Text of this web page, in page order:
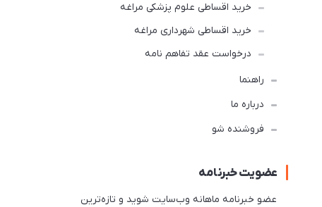
خرید اقساطی علوم پزشکی مراغه
خرید اقساطی شهرداری مراغه
درخواست عقد تفاهم نامه
راهنما
درباره ما
فروشنده شو
عضویت خبرنامه
عضو خبرنامه ماهانه وب‌سایت شوید و تازه‌ترین